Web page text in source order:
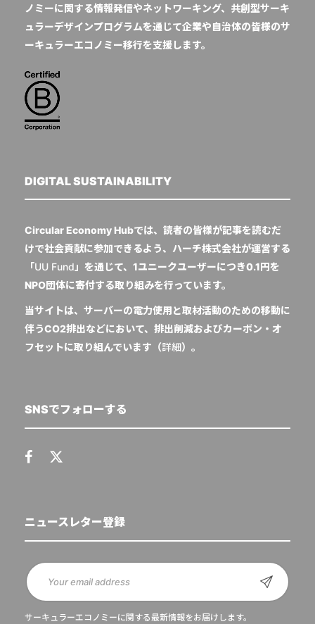
ノミーに関する情報発信やネットワーキング、共創型サーキ
ュラーデザインプログラムを通じて企業や自治体の皆様のサ
ーキュラーエコノミー移行を支援します。
DIGITAL SUSTAINABILITY
Circular Economy Hubでは、読者の皆様が記事を読むだ
けで社会貢献に参加できるよう、ハーチ株式会社が運営する
「UU Fund 」を通じて、1ユニークユーザーにつき0.1円を
NPO団体に寄付する取り組みを行っています。
当サイトは、サーバーの電力使用と取材活動のための移動に
伴うCO2排出などにおいて、排出削減およびカーボン・オ
フセットに取り組んでいます（詳細）。
SNSでフォローする
ニュースレター登録
サーキュラーエコノミーに関する最新情報をお届けします。